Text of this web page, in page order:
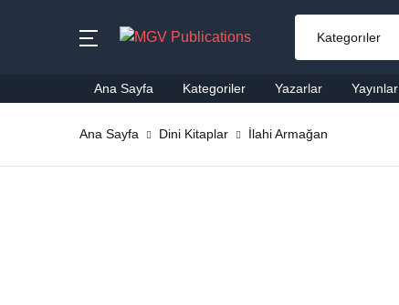
Ana Sayfa Kategoriler Yazarlar Yayınlar
Ana Sayfa Dini Kitaplar İlahi Armağan